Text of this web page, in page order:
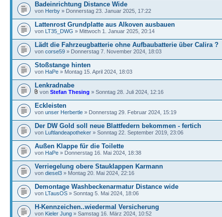
Badeinrichtung Distance Wide
von Herby » Donnerstag 23. Januar 2025, 17:22
Lattenrost Grundplatte aus Alkoven ausbauen
von LT35_DWG » Mittwoch 1. Januar 2025, 20:14
Lädt die Fahrzeugbatterie ohne Aufbaubatterie über Calira ?
von corse59 » Donnerstag 7. November 2024, 18:03
Stoßstange hinten
von HaPe » Montag 15. April 2024, 18:03
Lenkradnabe
von Stefan Thesing » Sonntag 28. Juli 2024, 12:16
Eckleisten
von unser Herbertle » Donnerstag 29. Februar 2024, 15:19
Der DW Gold soll neue Blattfedern bekommen - fertich
von Luftlandeapotheker » Sonntag 22. September 2019, 23:06
Außen Klappe für die Toilette
von HaPe » Donnerstag 16. Mai 2024, 18:38
Verriegelung obere Stauklappen Karmann
von diesel3 » Montag 20. Mai 2024, 22:16
Demontage Washbeckenarmatur Distance wide
von LTausOS » Sonntag 5. Mai 2024, 18:06
H-Kennzeichen..wiedermal Versicherung
von Kieler Jung » Samstag 16. März 2024, 10:52